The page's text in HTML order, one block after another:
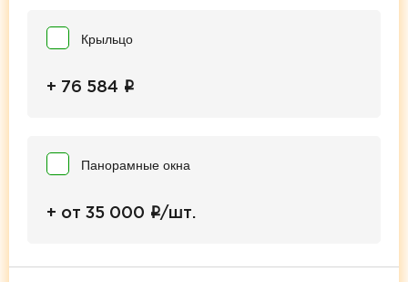
Крыльцо
+ 76 584 i
Панорамные окна
+ от 35 000 i/шт.